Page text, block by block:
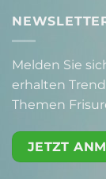
Melden Sie
erhalten
Themen
JETZT